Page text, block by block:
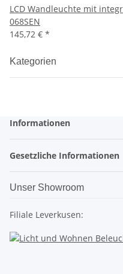
LCD Wandleuchte mit
068SEN
145,72 € *
Kategorien
Informationen
Gesetzliche Informationen
Unser Showroom
Filiale Leverkusen: